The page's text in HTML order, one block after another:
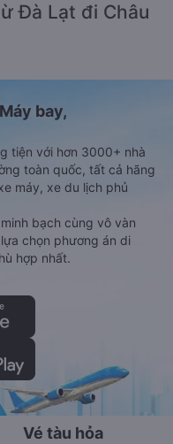
Đà Lạt đi Châu
bay,
tiện với hơn 3000+ nhà
toàn quốc, tất cả hãng
máy, xe du lịch phủ
bạch cùng vô vàn
chọn phương án di
hợp nhất.
Vé tàu hỏa